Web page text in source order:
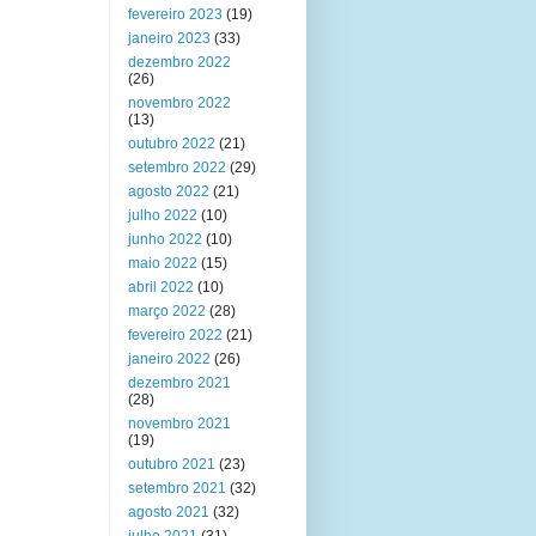
fevereiro 2023 (19)
janeiro 2023 (33)
dezembro 2022
(26)
novembro 2022
(13)
outubro 2022 (21)
setembro 2022 (29)
agosto 2022 (21)
julho 2022 (10)
junho 2022 (10)
maio 2022 (15)
abril 2022 (10)
março 2022 (28)
fevereiro 2022 (21)
janeiro 2022 (26)
dezembro 2021
(28)
novembro 2021
(19)
outubro 2021 (23)
setembro 2021 (32)
agosto 2021 (32)